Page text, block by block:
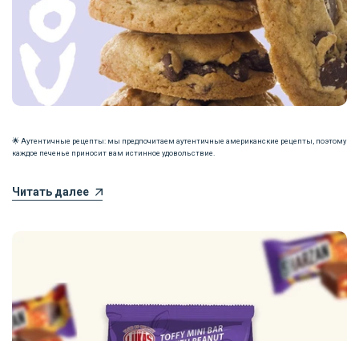
🌟 Аутентичные рецепты: мы предпочитаем аутентичные американские рецепты, поэтому
каждое печенье приносит вам истинное удовольствие.
Читать далее